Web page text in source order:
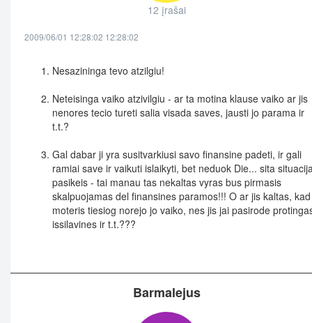
12 įrašai
2009/06/01 12:28:02 12:28:02
Nesazininga tevo atzilgiu!
Neteisinga vaiko atzivilgiu - ar ta motina klause vaiko ar jis
nenores tecio tureti salia visada saves, jausti jo parama ir
t.t.?
Gal dabar ji yra susitvarkiusi savo finansine padeti, ir gali
ramiai save ir vaikuti islaikyti, bet neduok Die... sita
pasikeis - tai manau tas nekaltas vyras bus pirmasis
skalpuojamas del finansines paramos!!! O ar jis kaltas,
moteris tiesiog norejo jo vaiko, nes jis jai pasirode
issilavines ir t.t.???
Barmalejus